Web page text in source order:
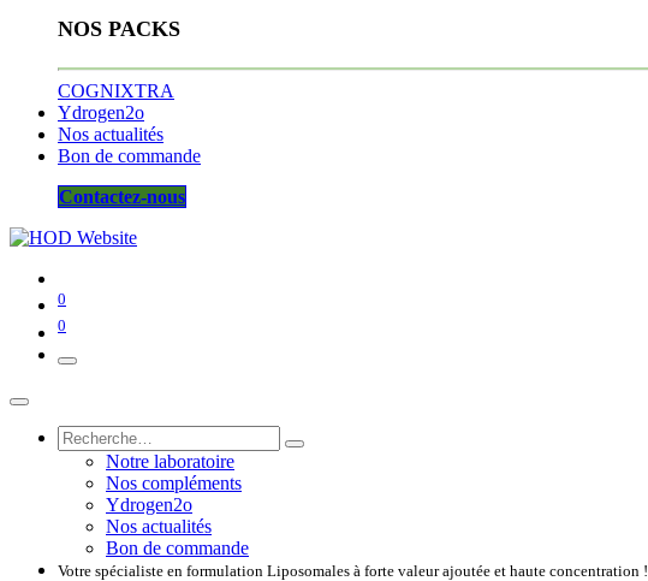
NOS PACKS
COGNIXTRA
Ydrogen2o
Nos actualités
Bon de commande
Contactez-nous
0
0
Notre laboratoire
Nos compléments
Ydrogen2o
Nos actualités
Bon de commande
Votre spécialiste en formulation Liposomales à forte valeur ajoutée et haute concentration !